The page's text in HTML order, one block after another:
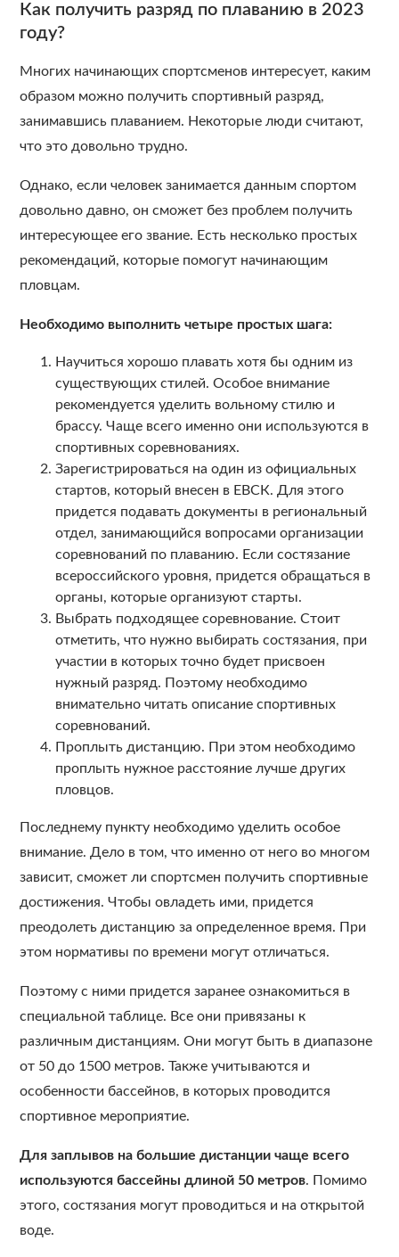
Как получить разряд по плаванию в 2023
году?
Многих начинающих спортсменов интересует, каким
образом можно получить спортивный разряд,
занимавшись плаванием. Некоторые люди считают,
что это довольно трудно.
Однако, если человек занимается данным спортом
довольно давно, он сможет без проблем получить
интересующее его звание. Есть несколько простых
рекомендаций, которые помогут начинающим
пловцам.
Необходимо выполнить четыре простых шага:
Научиться хорошо плавать хотя бы одним из
существующих стилей. Особое внимание
рекомендуется уделить вольному стилю и
брассу. Чаще всего именно они используются в
спортивных соревнованиях.
Зарегистрироваться на один из официальных
стартов, который внесен в ЕВСК. Для этого
придется подавать документы в региональный
отдел, занимающийся вопросами организации
соревнований по плаванию. Если состязание
всероссийского уровня, придется обращаться в
органы, которые организуют старты.
Выбрать подходящее соревнование. Стоит
отметить, что нужно выбирать состязания, при
участии в которых точно будет присвоен
нужный разряд. Поэтому необходимо
внимательно читать описание спортивных
соревнований.
Проплыть дистанцию. При этом необходимо
проплыть нужное расстояние лучше других
пловцов.
Последнему пункту необходимо уделить особое
внимание. Дело в том, что именно от него во многом
зависит, сможет ли спортсмен получить спортивные
достижения. Чтобы овладеть ими, придется
преодолеть дистанцию за определенное время. При
этом нормативы по времени могут отличаться.
Поэтому с ними придется заранее ознакомиться в
специальной таблице. Все они привязаны к
различным дистанциям. Они могут быть в диапазоне
от 50 до 1500 метров. Также учитываются и
особенности бассейнов, в которых проводится
спортивное мероприятие.
Для заплывов на большие дистанции чаще всего
используются бассейны длиной 50 метров. Помимо
этого, состязания могут проводиться и на открытой
воде.